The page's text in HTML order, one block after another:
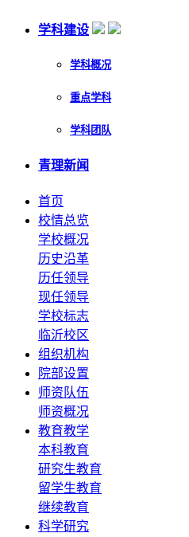
学科建设
学科概况
重点学科
学科团队
青理新闻
首页
校情总览
学校概况
历史沿革
历任领导
现任领导
学校标志
临沂校区
组织机构
院部设置
师资队伍
师资概况
教育教学
本科教育
研究生教育
留学生教育
继续教育
科学研究